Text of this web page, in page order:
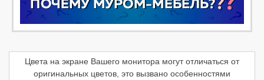
Цвета на экране Вашего монитора могут отличаться от
оригинальных цветов, это вызвано особенностями